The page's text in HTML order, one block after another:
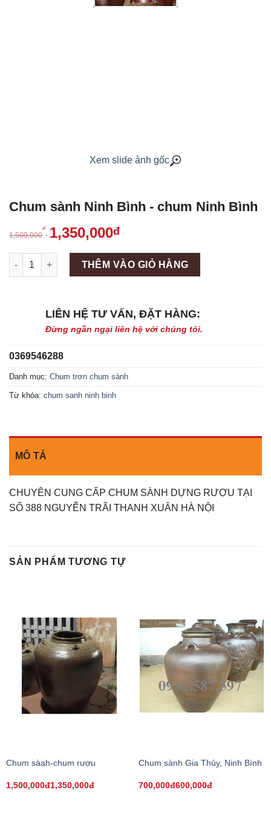
Xem slide ảnh gốc
Chum sành Ninh Bình - chum Ninh Bình
1,500,000
đ 1,350,000đ
Máy làm đá viên Scotsman NW458AS số lượng
THÊM VÀO GIỎ HÀNG
LIÊN HỆ TƯ VẤN, ĐẶT HÀNG:
Đừng ngần ngại liên hệ với chúng tôi.
0369546288
Danh mục: Chum trơn chum sành
Từ khóa: chum sanh ninh binh
MÔ TẢ
CHUYÊN CUNG CẤP CHUM SÀNH DỰNG RƯỢU TẠI
SỐ 388 NGUYỄN TRÃI THANH XUÂN HÀ NỘI
SẢN PHẨM TƯƠNG TỰ
Chum sàah-chum rượu
1,500,000đ1,350,000đ
Chum sành Gia Thủy, Ninh Bình
700,000đ600,000đ